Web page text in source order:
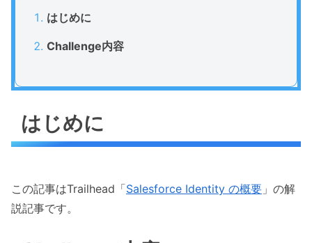
はじめに
Challenge内容
はじめに
この記事はTrailhead「Salesforce Identity の概要 」の解
説記事です。